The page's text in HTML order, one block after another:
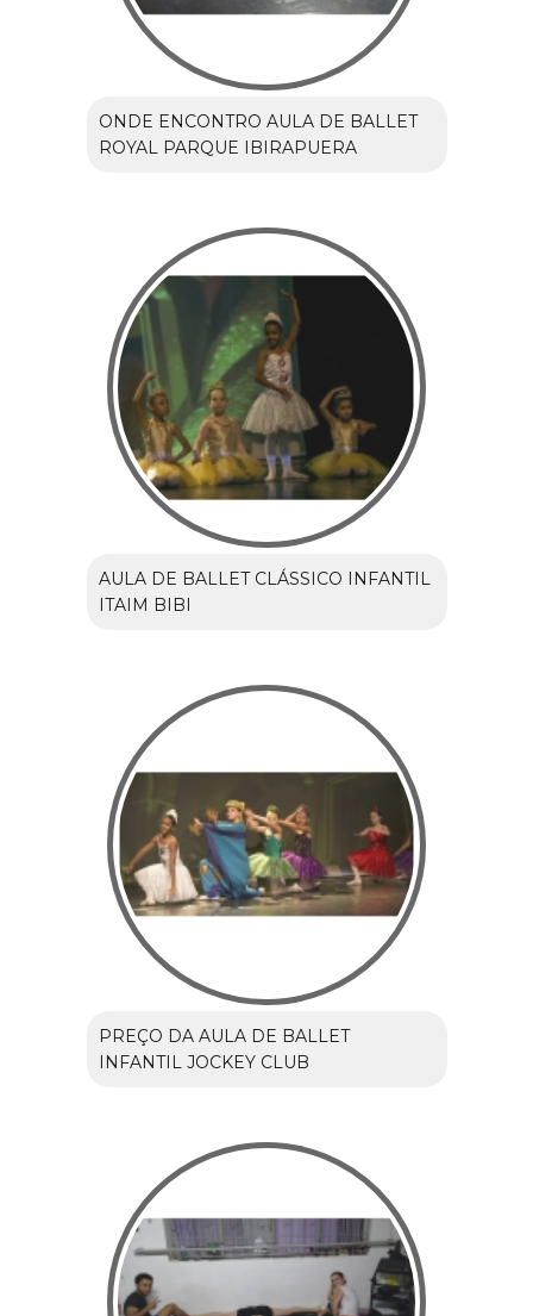
ONDE ENCONTRO AULA DE BALLET
ROYAL PARQUE IBIRAPUERA
AULA DE BALLET CLÁSSICO INFANTIL
ITAIM BIBI
PREÇO DA AULA DE BALLET
INFANTIL JOCKEY CLUB